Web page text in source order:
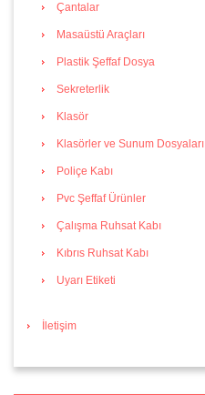
Çantalar
Masaüstü Araçları
Plastik Şeffaf Dosya
Sekreterlik
Klasör
Klasörler ve Sunum Dosyaları
Poliçe Kabı
Pvc Şeffaf Ürünler
Çalışma Ruhsat Kabı
Kıbrıs Ruhsat Kabı
Uyarı Etiketi
İletişim